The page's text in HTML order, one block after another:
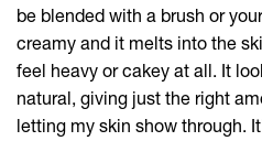
be blended with a brush or
creamy and it melts into the
feel heavy or cakey at all. It
natural, giving just the right
letting my skin show through.